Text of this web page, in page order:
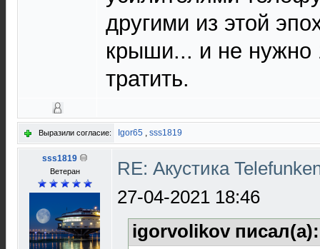
другими из этой
крыши... и не нужно
тратить.
Выразили согласие: Igor65 , sss1819
sss1819
Ветеран
RE: Акустика
27-04-2021 18:46
igorvolikov